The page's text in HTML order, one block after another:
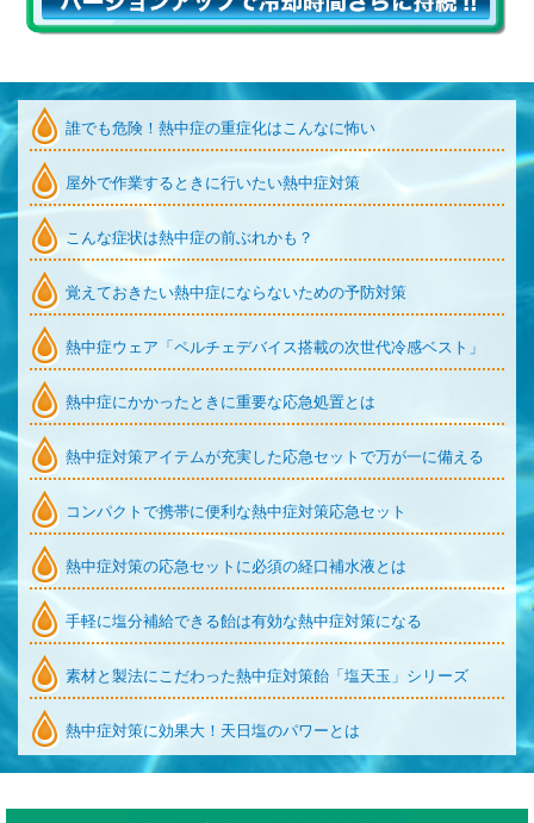
誰でも危険！熱中症の重症化はこんなに怖い
屋外で作業するときに行いたい熱中症対策
こんな症状は熱中症の前ぶれかも？
覚えておきたい熱中症にならないための予防対策
熱中症ウェア「ペルチェデバイス搭載の次世代冷感ベスト」
熱中症にかかったときに重要な応急処置とは
熱中症対策アイテムが充実した応急セットで万が一に備える
コンパクトで携帯に便利な熱中症対策応急セット
熱中症対策の応急セットに必須の経口補水液とは
手軽に塩分補給できる飴は有効な熱中症対策になる
素材と製法にこだわった熱中症対策飴「塩天玉」シリーズ
熱中症対策に効果大！天日塩のパワーとは